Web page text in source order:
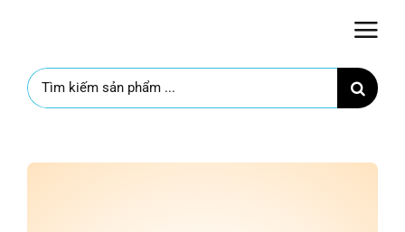
content
Search
for: